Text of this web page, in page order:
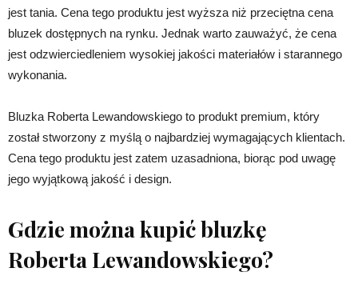
jest tania. Cena tego produktu jest wyższa niż przeciętna cena
bluzek dostępnych na rynku. Jednak warto zauważyć, że cena
jest odzwierciedleniem wysokiej jakości materiałów i starannego
wykonania.
Bluzka Roberta Lewandowskiego to produkt premium, który
został stworzony z myślą o najbardziej wymagających klientach.
Cena tego produktu jest zatem uzasadniona, biorąc pod uwagę
jego wyjątkową jakość i design.
Gdzie można kupić bluzkę
Roberta Lewandowskiego?